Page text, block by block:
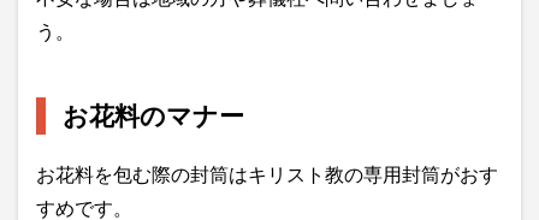
う。
お花料のマナー
お花料を包む際の封筒はキリスト教の専用封筒がおす
すめです。